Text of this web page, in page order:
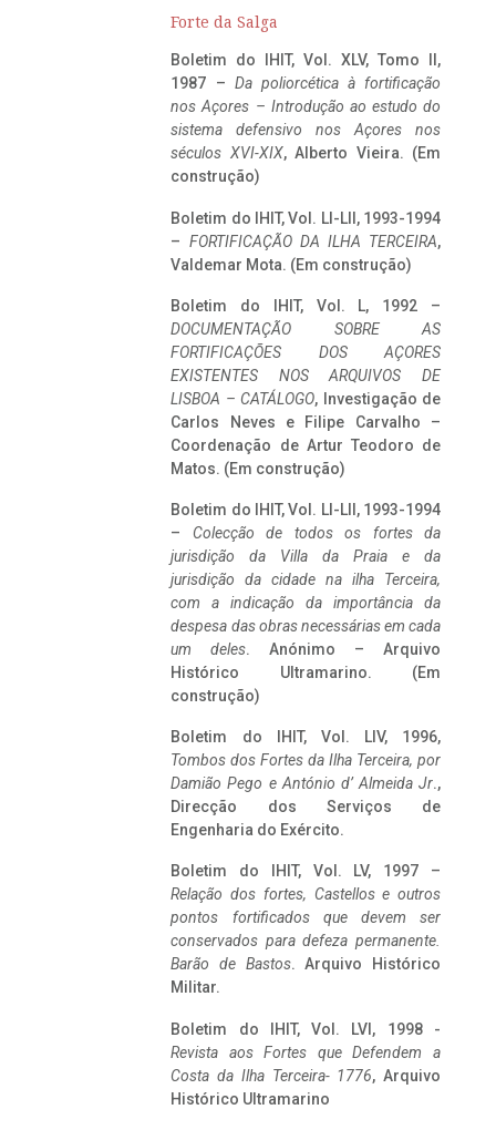
Forte da Salga
Boletim do IHIT, Vol. XLV, Tomo II,
1987 – Da poliorcética à fortificação
nos Açores – Introdução ao estudo do
sistema defensivo nos Açores nos
séculos XVI-XIX, Alberto Vieira. (Em
construção)
Boletim do IHIT, Vol. LI-LII, 1993-1994
– FORTIFICAÇÃO DA ILHA TERCEIRA,
Valdemar Mota. (Em construção)
Boletim do IHIT, Vol. L, 1992 –
DOCUMENTAÇÃO SOBRE AS
FORTIFICAÇÕES DOS AÇORES
EXISTENTES NOS ARQUIVOS DE
LISBOA – CATÁLOGO, Investigação de
Carlos Neves e Filipe Carvalho –
Coordenação de Artur Teodoro de
Matos. (Em construção)
Boletim do IHIT, Vol. LI-LII, 1993-1994
– Colecção de todos os fortes da
jurisdição da Villa da Praia e da
jurisdição da cidade na ilha Terceira,
com a indicação da importância da
despesa das obras necessárias em cada
um deles. Anónimo – Arquivo
Histórico Ultramarino. (Em
construção)
Boletim do IHIT, Vol. LIV, 1996,
Tombos dos Fortes da Ilha Terceira, por
Damião Pego e António d’ Almeida Jr.,
Direcção dos Serviços de
Engenharia do Exército.
Boletim do IHIT, Vol. LV, 1997 –
Relação dos fortes, Castellos e outros
pontos fortificados que devem ser
conservados para defeza permanente.
Barão de Bastos. Arquivo Histórico
Militar.
Boletim do IHIT, Vol. LVI, 1998 -
Revista aos Fortes que Defendem a
Costa da Ilha Terceira- 1776, Arquivo
Histórico Ultramarino